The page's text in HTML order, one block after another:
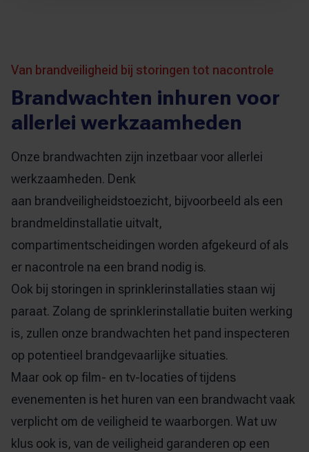
Van brandveiligheid bij storingen tot nacontrole
Brandwachten inhuren voor
allerlei werkzaamheden
Onze brandwachten zijn inzetbaar voor allerlei
werkzaamheden. Denk
aan brandveiligheidstoezicht, bijvoorbeeld als een
brandmeldinstallatie uitvalt,
compartimentscheidingen worden afgekeurd of als
er nacontrole na een brand nodig is.
Ook bij storingen in sprinklerinstallaties staan wij
paraat. Zolang de sprinklerinstallatie buiten werking
is, zullen onze brandwachten het pand inspecteren
op potentieel brandgevaarlijke situaties.
Maar ook op film- en tv-locaties of tijdens
evenementen is het huren van een brandwacht vaak
verplicht om de veiligheid te waarborgen. Wat uw
klus ook is, van de veiligheid garanderen op een